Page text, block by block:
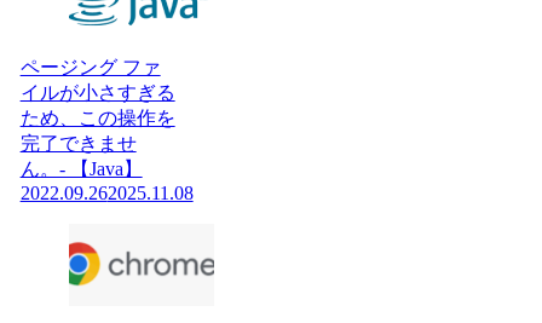
ページング ファ
イルが小さすぎる
ため、この操作を
完了できませ
ん。- 【Java】
2022.09.262025.11.08